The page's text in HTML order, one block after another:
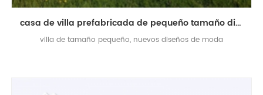
casa de villa prefabricada de pequeño tamaño diseñada a la moda
villa de tamaño pequeño, nuevos diseños de moda